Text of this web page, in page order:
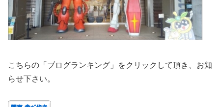
こちらの「ブログランキング」をクリックして頂き、お知
らせ下さい。